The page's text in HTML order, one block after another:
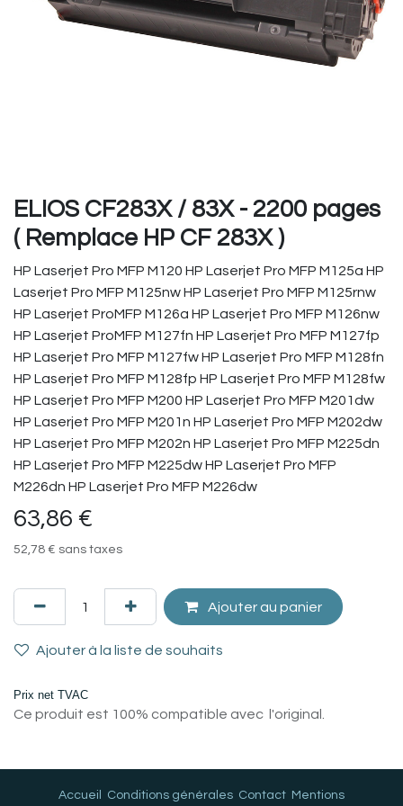
ELIOS CF283X / 83X - 2200 pages
( Remplace HP CF 283X )
HP Laserjet Pro MFP M120 HP Laserjet Pro MFP M125a HP
Laserjet Pro MFP M125nw HP Laserjet Pro MFP M125rnw
HP Laserjet ProMFP M126a HP Laserjet Pro MFP M126nw
HP Laserjet ProMFP M127fn HP Laserjet Pro MFP M127fp
HP Laserjet Pro MFP M127fw HP Laserjet Pro MFP M128fn
HP Laserjet Pro MFP M128fp HP Laserjet Pro MFP M128fw
HP Laserjet Pro MFP M200 HP Laserjet Pro MFP M201dw
HP Laserjet Pro MFP M201n HP Laserjet Pro MFP M202dw
HP Laserjet Pro MFP M202n HP Laserjet Pro MFP M225dn
HP Laserjet Pro MFP M225dw HP Laserjet Pro MFP
M226dn HP Laserjet Pro MFP M226dw
63,86 €
52,78 € sans taxes
Ajouter au panier
Ajouter à la liste de souhaits
Prix net TVAC
Ce produit est 100% compatible avec l'original.
Accueil Conditions générales Contact Mentions